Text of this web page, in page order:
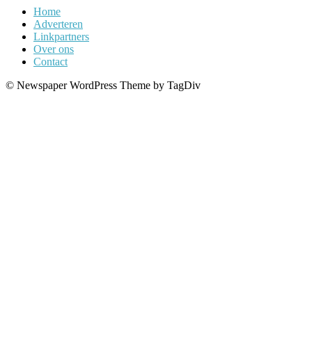
Home
Adverteren
Linkpartners
Over ons
Contact
© Newspaper WordPress Theme by TagDiv